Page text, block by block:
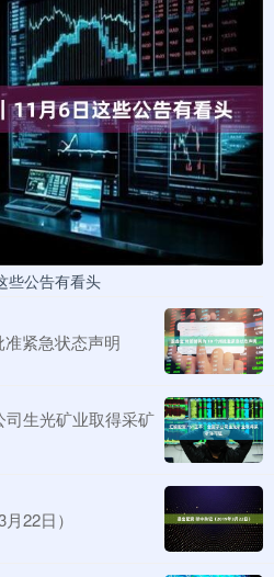
些公告有看头
紧急状态声明
生光矿业取得采矿
22日）